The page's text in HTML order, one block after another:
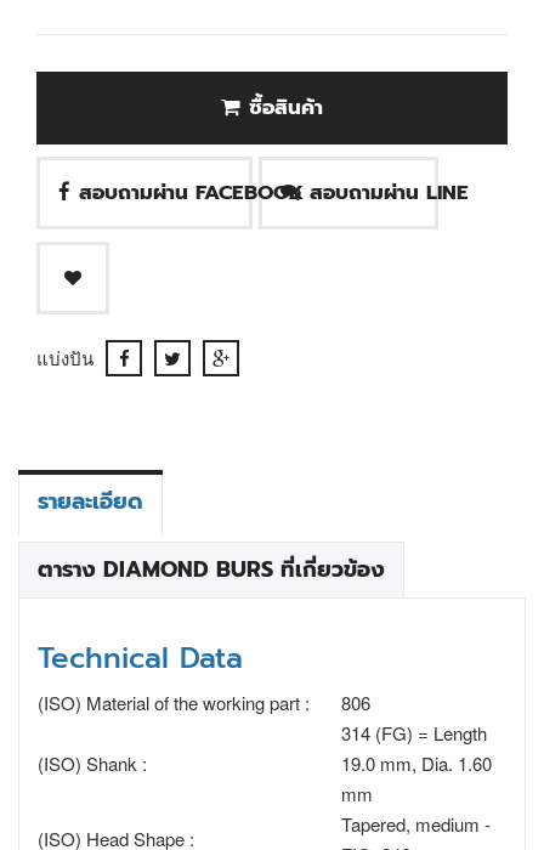
ซื้อสินค้า
สอบถามผ่าน FACEBOOK สอบถามผ่าน LINE
แบ่งปัน
รายละเอียด
ตาราง DIAMOND BURS ที่เกี่ยวข้อง
Technical Data
(ISO) Material of the working part : 806
(ISO) Shank :
314 (FG) = Length
19.0 mm, Dia. 1.60
mm
(ISO) Head Shape :
Tapered, medium -